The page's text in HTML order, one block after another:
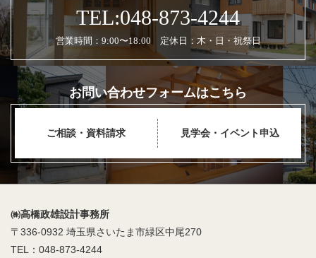
TEL:048-873-4244
営業時間：9:00〜18:00 定休日：木・日・祝祭日
お問い合わせフォームはこちら
ご相談・資料請求 見学会・イベント申込
㈱高橋政雄設計事務所
〒336-0932 埼玉県さいたま市緑区中尾270
TEL：048-873-4244